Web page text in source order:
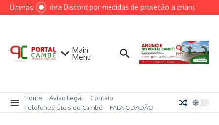
Ir para o conteúdo
Últimas:AGU cobra Discord por medidas de proteção a crianças
Main
Menu
Home Aviso Legal
Contato
Telefones Úteis de Cambé
FALA CIDADÃO